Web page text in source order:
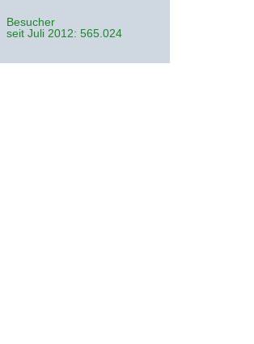
Besucher
seit Juli 2012: 565.024